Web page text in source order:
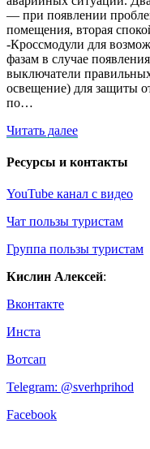
— при появлении
помещения, вторая
-Кроссмодули для
фазам в случае
выключатели
освещение) для защиты
по…
Читать далееЧитать
Ресурсы и контакты
YouTube канал с видео
Чат пользы туристам
Группа пользы туристам
Кислин Алексей:
Вконтакте
Инста
Вотсап
Telegram: @sverhprihod
Facebook